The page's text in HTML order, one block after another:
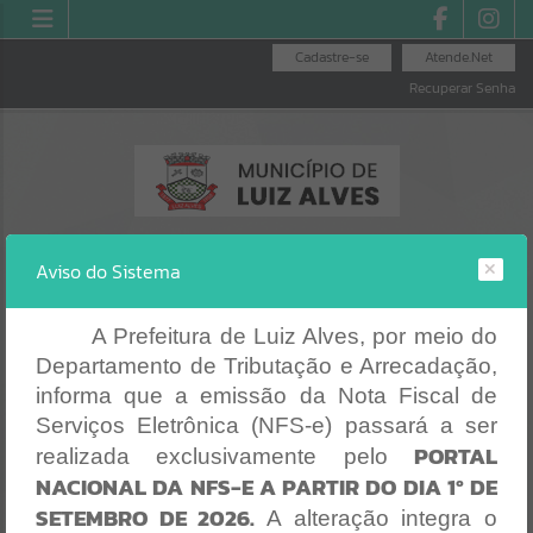
Atende.Net
Cadastre-se
Recuperar Senha
RECIBO DE
PAGAMENTO
CONSULTA DE
PROTOCOLO
EMISSÃO DE
PROTOCOLO
Aviso do Sistema
A Prefeitura de Luiz Alves, por meio do
Departamento de Tributação e Arrecadação,
informa que a emissão da Nota Fiscal de
Serviços Eletrônica (NFS-e) passará a ser
realizada exclusivamente pelo PORTAL
NACIONAL DA NFS-E A PARTIR DO DIA 1º DE
SETEMBRO DE 2026. A alteração integra o
Erro
Gerenciamento do Sistema
CÓDIGO DA MENSAGEM:EST-000040
Ocorreu um erro de script: